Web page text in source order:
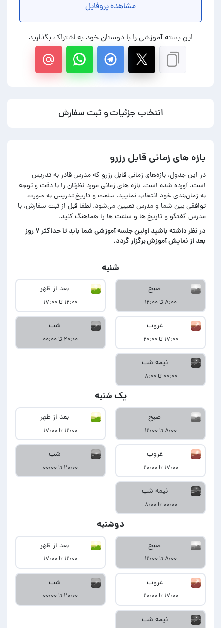
مشاهده پروفایل
این بسته آموزشی را با دوستان خود به اشتراک بگذارید
انتخاب جزئیات و ثبت سفارش
بازه های زمانی قابل رزرو
در این جدول، بازه‌های زمانی قابل رزرو که مدرس قادر به تدریس
است، آورده شده است. بازه های زمانی مورد نظرتان را با دقت و توجه
به زمان‌بندی خود انتخاب نمایید. ساعت و تاریخ تدریس به صورت
توافقی بین شما و مدرس تعیین می‌شود. لطفا قبل از ثبت سفارش، با
مدرس گفتگو و تاریخ ها و ساعت ها را هماهنگ کنید.
در‌ نظر داشته باشید اولین جلسه آموزشی شما باید تا حداکثر ۷ روز
بعد از نمایش آموزش برگزار گردد.
شنبه
صبح
۸:۰۰ تا ۱۲:۰۰
بعد از ظهر
۱۲:۰۰ تا ۱۷:۰۰
غروب
۱۷:۰۰ تا ۲۰:۰۰
شب
۲۰:۰۰ تا ۰۰:۰۰
نیمه شب
۰۰:۰۰ تا ۸:۰۰
یک شنبه
صبح
۸:۰۰ تا ۱۲:۰۰
بعد از ظهر
۱۲:۰۰ تا ۱۷:۰۰
غروب
۱۷:۰۰ تا ۲۰:۰۰
شب
۲۰:۰۰ تا ۰۰:۰۰
نیمه شب
۰۰:۰۰ تا ۸:۰۰
دوشنبه
صبح
۸:۰۰ تا ۱۲:۰۰
بعد از ظهر
۱۲:۰۰ تا ۱۷:۰۰
غروب
۱۷:۰۰ تا ۲۰:۰۰
شب
۲۰:۰۰ تا ۰۰:۰۰
نیمه شب